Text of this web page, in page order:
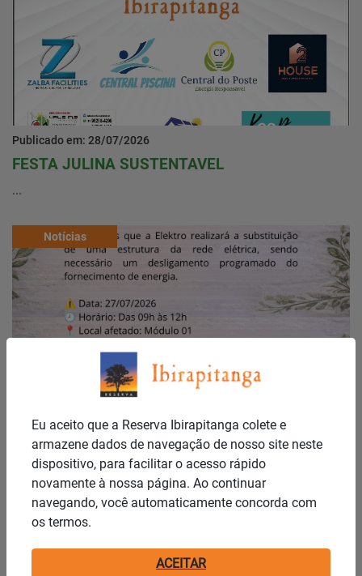
Publicado em: 28/07/2026
FESTA JULINA SUSTENTAVEL
...
Notícias
Publicado em: 27/07/2026
COMUNICADO IMPORTANTE – DESLIGAMENTO
PROGRAMADO DE ENERGIA
Notícias
Eu aceito que a Reserva Ibirapitanga colete e
armazene dados de navegação de nosso site neste
dispositivo, para facilitar o acesso rápido
novamente à nossa página. Ao continuar
navegando, você automaticamente concorda com
os termos.
ACEITAR